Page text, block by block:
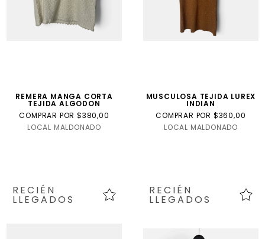
REMERA MANGA CORTA
TEJIDA ALGODON
COMPRAR POR $380,00
LOCAL MALDONADO
MUSCULOSA TEJIDA LUREX
INDIAN
COMPRAR POR $360,00
LOCAL MALDONADO
RECIÉN
LLEGADOS
RECIÉN
LLEGADOS